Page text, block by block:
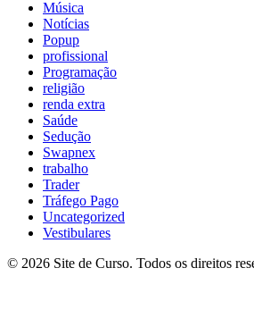
Música
Notícias
Popup
profissional
Programação
religião
renda extra
Saúde
Sedução
Swapnex
trabalho
Trader
Tráfego Pago
Uncategorized
Vestibulares
© 2026 Site de Curso. Todos os direitos